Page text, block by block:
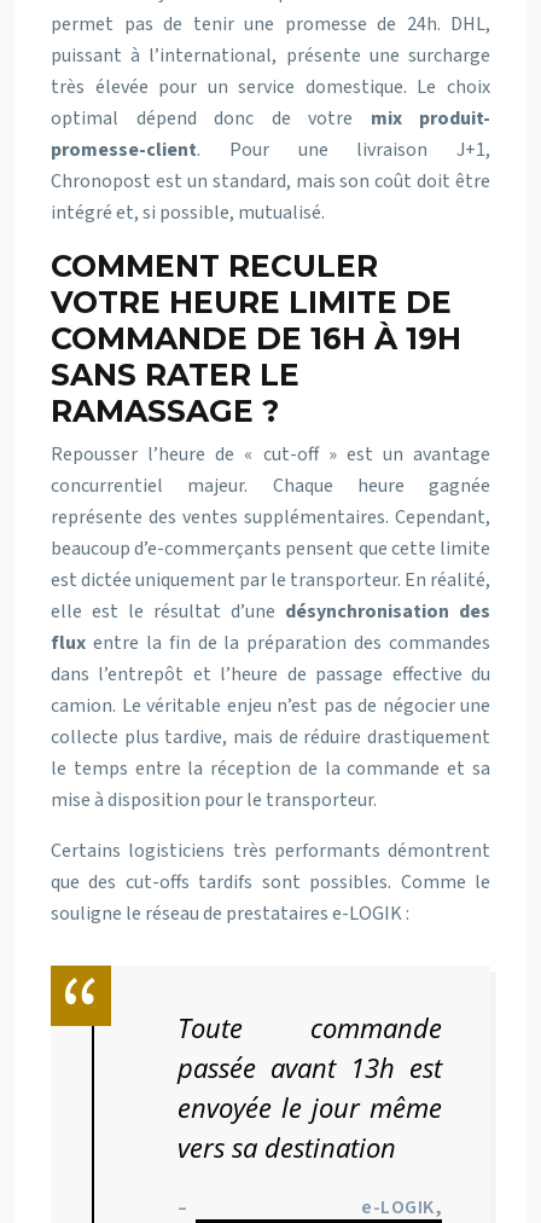
permet pas de tenir une promesse de 24h. DHL,
puissant à l’international, présente une surcharge
très élevée pour un service domestique. Le choix
optimal dépend donc de votre mix produit-
promesse-client. Pour une livraison J+1,
Chronopost est un standard, mais son coût doit être
intégré et, si possible, mutualisé.
COMMENT RECULER
VOTRE HEURE LIMITE DE
COMMANDE DE 16H À 19H
SANS RATER LE
RAMASSAGE ?
Repousser l’heure de « cut-off » est un avantage
concurrentiel majeur. Chaque heure gagnée
représente des ventes supplémentaires. Cependant,
beaucoup d’e-commerçants pensent que cette limite
est dictée uniquement par le transporteur. En réalité,
elle est le résultat d’une désynchronisation des
flux entre la fin de la préparation des commandes
dans l’entrepôt et l’heure de passage effective du
camion. Le véritable enjeu n’est pas de négocier une
collecte plus tardive, mais de réduire drastiquement
le temps entre la réception de la commande et sa
mise à disposition pour le transporteur.
Certains logisticiens très performants démontrent
que des cut-offs tardifs sont possibles. Comme le
souligne le réseau de prestataires e-LOGIK :
Toute commande
passée avant 13h est
envoyée le jour même
vers sa destination
– e-LOGIK,